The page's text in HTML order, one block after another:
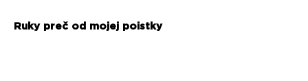
Ruky preč od mojej poistky